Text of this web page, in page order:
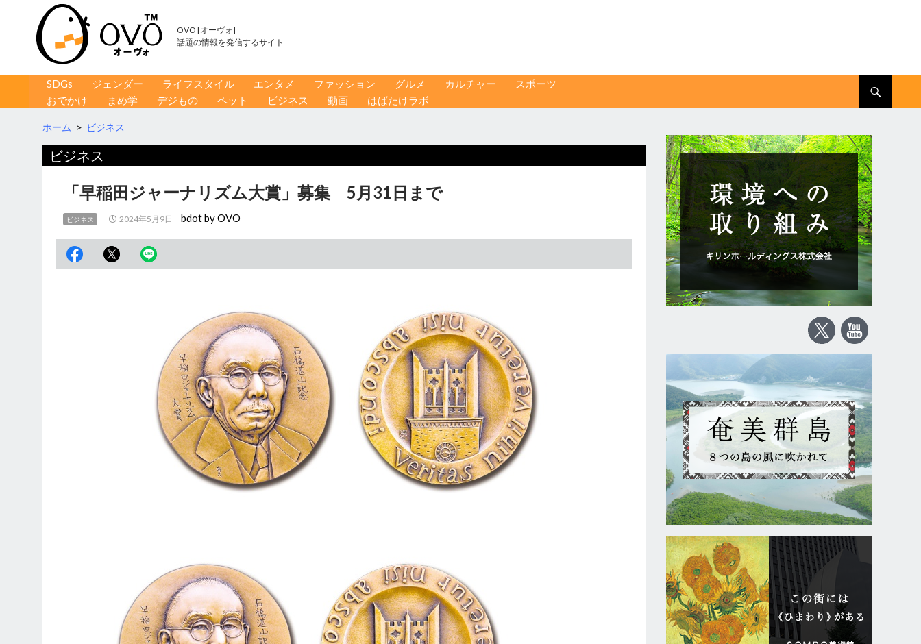
OVO [オーヴォ]
話題の情報を発信するサイト
コンテンツへ移動
SDGs ジェンダー ライフスタイル エンタメ ファッション グルメ カルチャー
スポーツ
おでかけ
まめ学 デジもの ペット ビジネス 動画 はばたけラボ
ホーム > ビジネス
ビジネス
「早稲田ジャーナリズム大賞」募集 5月31日まで
ビジネス 2024年5月9日 bdot by OVO